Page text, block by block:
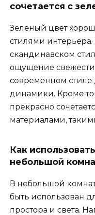
сочетается с
Зеленый цвет
стилями
скандинавском
ощущение
современном стиле
динамики. Кроме
прекрасно
материалами,
Как
небольшой
В небольшой
быть использован
простора и света.